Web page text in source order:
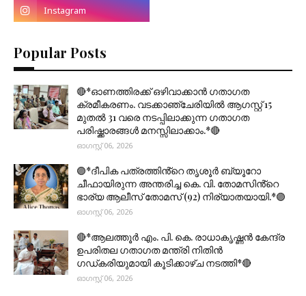
Popular Posts
🔴*ഓണത്തിരക്ക് ഒഴിവാക്കാൻ ഗതാഗത
ക്രമീകരണം. വടക്കാഞ്ചേരിയിൽ ആഗസ്റ്റ് 15
മുതല്‍ 31 വരെ നടപ്പിലാക്കുന്ന ഗതാഗത
പരിഷ്ക്കാരങ്ങൾ മനസ്സിലാക്കാം.*🔴
ഓഗസ്റ്റ് 06, 2026
🟣*ദീപിക പത്രത്തിൻ്റെ തൃശൂർ ബ്യൂറോ
ചീഫായിരുന്ന അന്തരിച്ച കെ. വി. തോമസിൻ്റെ
ഭാര്യ ആലീസ് തോമസ് (92) നിര്യാതയായി.*🟣
ഓഗസ്റ്റ് 06, 2026
🔴*ആലത്തൂർ എം. പി. കെ. രാധാകൃഷ്ണൻ കേന്ദ്ര
ഉപരിതല ഗതാഗത മന്ത്രി നിതിൻ
ഗഡ്കരിയുമായി കൂടിക്കാഴ്ച നടത്തി*🔴
ഓഗസ്റ്റ് 06, 2026